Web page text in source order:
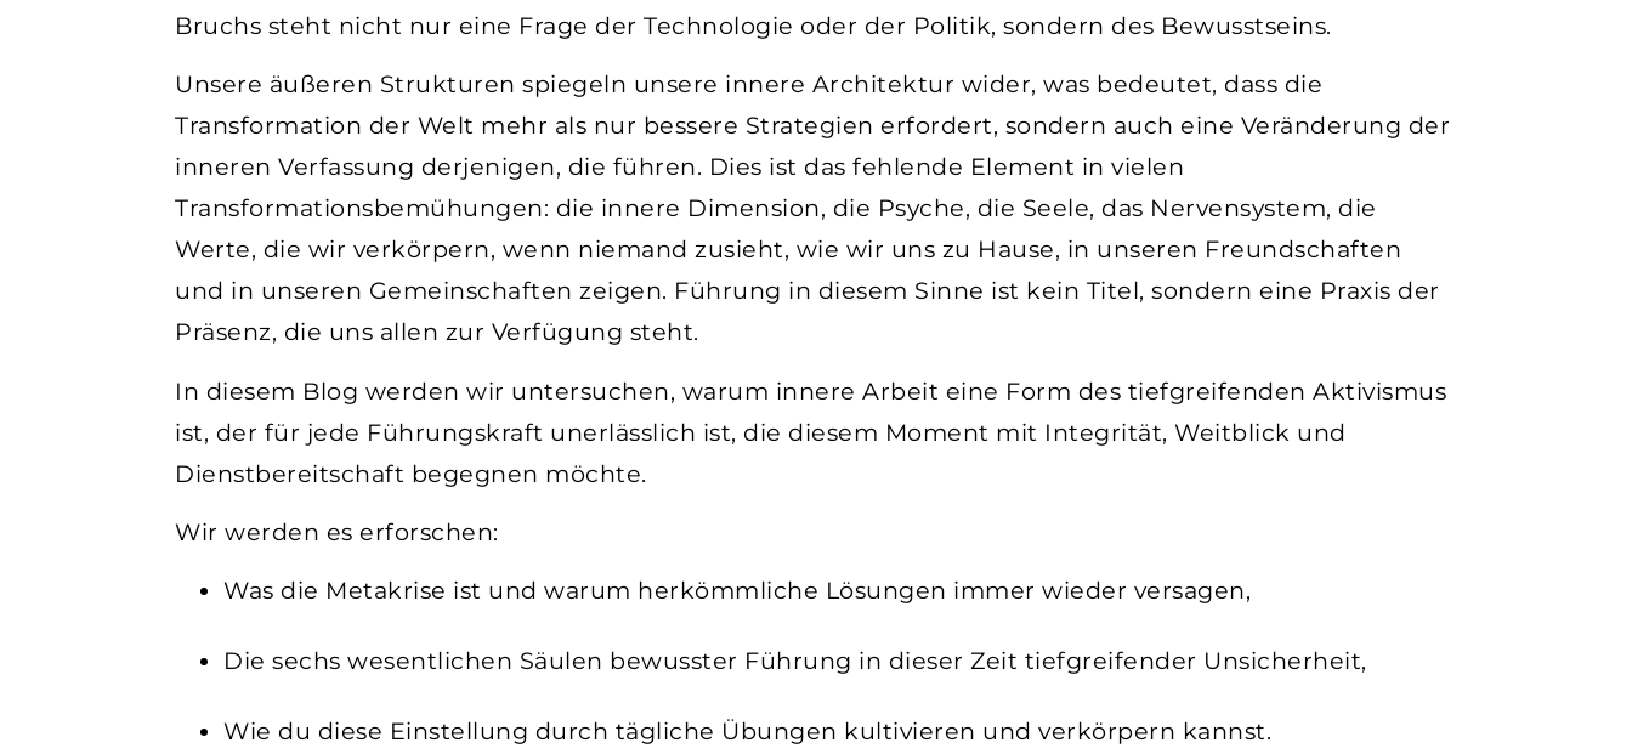
Bruchs steht nicht nur eine Frage der Technologie oder der Politik, sondern des Bewusstseins.
Unsere äußeren Strukturen spiegeln unsere innere Architektur wider, was bedeutet, dass die
Transformation der Welt mehr als nur bessere Strategien erfordert, sondern auch eine Veränderung der
inneren Verfassung derjenigen, die führen. Dies ist das fehlende Element in vielen
Transformationsbemühungen: die innere Dimension, die Psyche, die Seele, das Nervensystem, die
Werte, die wir verkörpern, wenn niemand zusieht, wie wir uns zu Hause, in unseren Freundschaften
und in unseren Gemeinschaften zeigen. Führung in diesem Sinne ist kein Titel, sondern eine Praxis der
Präsenz, die uns allen zur Verfügung steht.
In diesem Blog werden wir untersuchen, warum innere Arbeit eine Form des tiefgreifenden Aktivismus
ist, der für jede Führungskraft unerlässlich ist, die diesem Moment mit Integrität, Weitblick und
Dienstbereitschaft begegnen möchte.
Wir werden es erforschen:
Was die Metakrise ist und warum herkömmliche Lösungen immer wieder versagen,
Die sechs wesentlichen Säulen bewusster Führung in dieser Zeit tiefgreifender Unsicherheit,
Wie du diese Einstellung durch tägliche Übungen kultivieren und verkörpern kannst.